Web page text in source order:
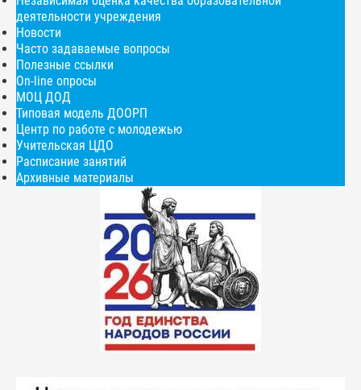
деятельности учреждения
Новости
Часто задаваемые вопросы
Полезные ссылки
On-line опросы
МОЦ ДОД
Типовая модель ДООРП
Центр по работе с молодежью
Учительская ЦДО
Расписание занятий
Архивные материалы